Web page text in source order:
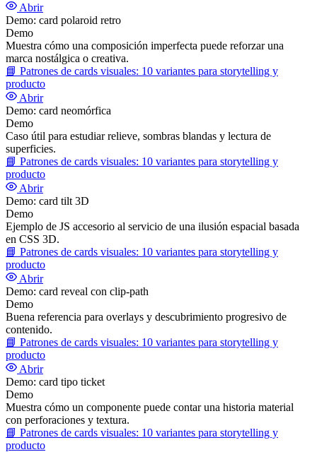
Abrir
Demo: card polaroid retro
Demo
Muestra cómo una composición imperfecta puede reforzar una
marca nostálgica o creativa.
📘 Patrones de cards visuales: 10 variantes para storytelling y
producto
Abrir
Demo: card neomórfica
Demo
Caso útil para estudiar relieve, sombras blandas y lectura de
superficies.
📘 Patrones de cards visuales: 10 variantes para storytelling y
producto
Abrir
Demo: card tilt 3D
Demo
Ejemplo de JS accesorio al servicio de una ilusión espacial basada
en CSS 3D.
📘 Patrones de cards visuales: 10 variantes para storytelling y
producto
Abrir
Demo: card reveal con clip-path
Demo
Buena referencia para overlays y descubrimiento progresivo de
contenido.
📘 Patrones de cards visuales: 10 variantes para storytelling y
producto
Abrir
Demo: card tipo ticket
Demo
Muestra cómo un componente puede contar una historia material
con perforaciones y textura.
📘 Patrones de cards visuales: 10 variantes para storytelling y
producto